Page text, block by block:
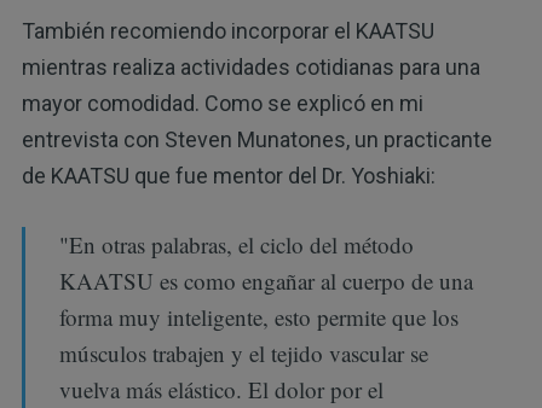
También recomiendo incorporar el KAATSU
mientras realiza actividades cotidianas para una
mayor comodidad. Como se explicó en mi
entrevista con Steven Munatones, un practicante
de KAATSU que fue mentor del Dr. Yoshiaki:
"En otras palabras, el ciclo del método
KAATSU es como engañar al cuerpo de una
forma muy inteligente, esto permite que los
músculos trabajen y el tejido vascular se
vuelva más elástico. El dolor por el